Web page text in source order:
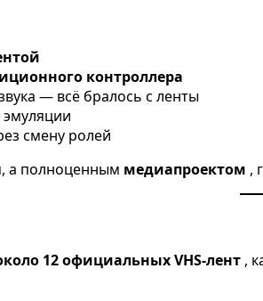
контроллера
— всё бралось с ленты
эмуляции
смену ролей
а полноценным медиапроектом ,
12 официальных VHS-лент ,